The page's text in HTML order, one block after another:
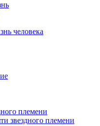
человека
племени
звездного племени